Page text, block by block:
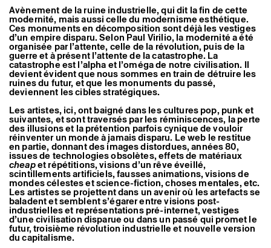
Avènement de la ruine industrielle, qui dit la fin de cette
modernité, mais aussi celle du modernisme esthétique.
Ces monuments en décomposition sont déjà les vestiges
d’un empire disparu. Selon Paul Virilio, la modernité a été
organisée par l’attente, celle de la révolution, puis de la
guerre et à présent l’attente de la catastrophe. La
catastrophe est l’alpha et l’oméga de notre civilisation. Il
devient évident que nous sommes en train de détruire les
ruines du futur, et que les monuments du passé,
deviennent les cibles stratégiques.
Les artistes, ici, ont baigné dans les cultures pop, punk et
suivantes, et sont traversés par les réminiscences, la perte
des illusions et la prétention parfois cynique de vouloir
réinventer un monde à jamais disparu. Le web le restitue
en partie, donnant des images distordues, années 80,
issues de technologies obsolètes, effets de matériaux
cheapet répétitions, visions d’un rêve éveillé,
scintillements artificiels, fausses animations, visions de
mondes célestes et science-fiction, choses mentales, etc.
Les artistes se projettent dans un avenir où les artefacts se
baladent et semblent s’égarer entre visions post-
industrielles et représentations pré-internet, vestiges
d’une civilisation disparue ou dans un passé qui promet le
futur, troisième révolution industrielle et nouvelle version
du capitalisme.